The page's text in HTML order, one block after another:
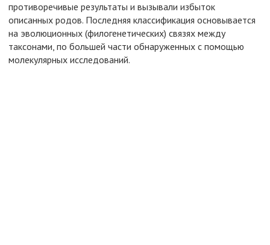
противоречивые результаты и вызывали избыток
описанных родов. Последняя классификация основывается
на эволюционных (филогенетических) связях между
таксонами, по большей части обнаруженных с помощью
молекулярных исследований.